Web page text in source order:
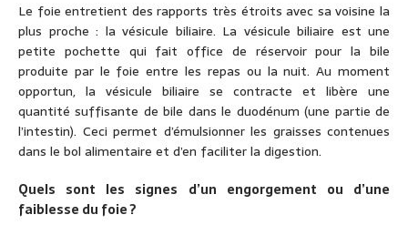
Le foie entretient des rapports très étroits avec sa voisine la
plus proche : la vésicule biliaire. La vésicule biliaire est une
petite pochette qui fait office de réservoir pour la bile
produite par le foie entre les repas ou la nuit. Au moment
opportun, la vésicule biliaire se contracte et libère une
quantité suffisante de bile dans le duodénum (une partie de
l’intestin). Ceci permet d’émulsionner les graisses contenues
dans le bol alimentaire et d’en faciliter la digestion.
Quels sont les signes d’un engorgement ou d’une
faiblesse du foie ?